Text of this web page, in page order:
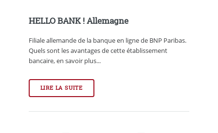
HELLO BANK ! Allemagne
Filiale allemande de la banque en ligne de BNP Paribas.
Quels sont les avantages de cette établissement
bancaire, en savoir plus...
LIRE LA SUITE